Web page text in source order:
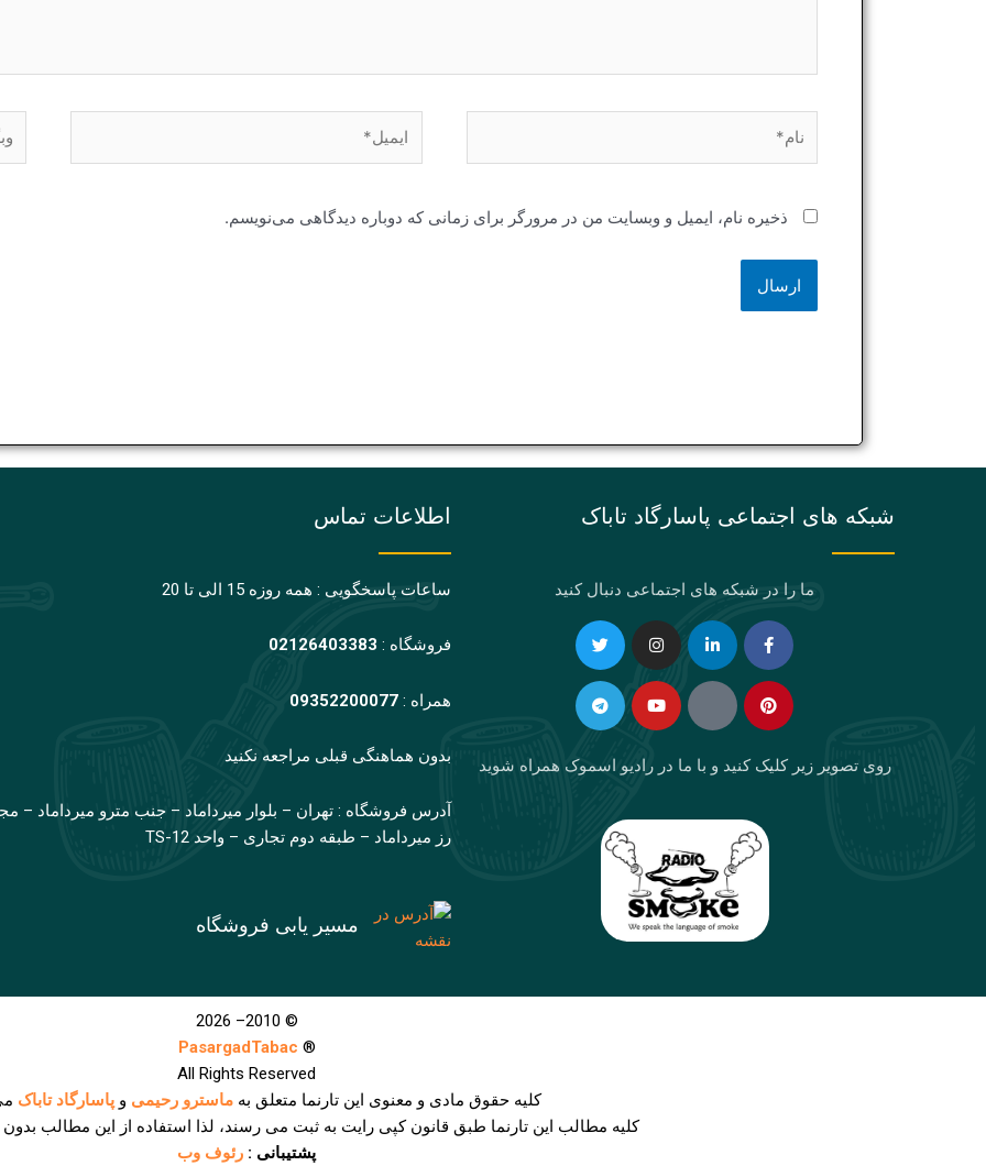
ذخیره نام، ایمیل و وبسایت من در مرورگر برای زمانی که دوباره دیدگاهی می‌نویسم.
شبکه های اجتماعی پاسارگاد تاباک
ما را در شبکه های اجتماعی دنبال کنید
Facebook-
f
Linkedin-
in
Instagram
Twitter Pinterest
Eaparat
Youtube
Telegram
روی تصویر زیر کلیک کنید و با ما در رادیو اسموک همراه شوید
اطلاعات تماس
ساعات پاسخگویی : همه روزه 15 الی تا 20
فروشگاه : 02126403383
همراه :09352200077
بدون هماهنگی قبلی مراجعه نکنید
آدرس فروشگاه : تهران – بلوار میرداماد – جنب مترو میرداماد –
رز میرداماد – طبقه دوم تجاری – واحد TS-12
مسیر یابی فروشگاه
© 2010– 2026
®
PasargadTabac
All Rights Reserved
كليه حقوق مادی و معنوی اين تارنما متعلق بهماسترو رحیمی وپاسارگاد تاباک
کلیه مطالب این تارنما طبق قانون کپی رایت به ثبت می رسند، لذا استفاده از این مطالب
پشتیبانی : رئوف وب